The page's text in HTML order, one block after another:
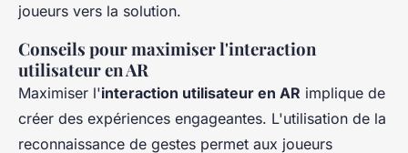
joueurs vers la solution.
Conseils pour maximiser l'interaction
utilisateur en AR
Maximiser l'interaction utilisateur en AR implique de
créer des expériences engageantes. L'utilisation de la
reconnaissance de gestes permet aux joueurs